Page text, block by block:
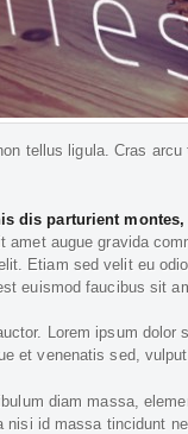
tellus ligula. Cras
dis parturient
augue gravida
Etiam sed velit eu
euismod faucibus sit
Lorem ipsum
et venenatis sed,
diam massa,
id massa tincidunt